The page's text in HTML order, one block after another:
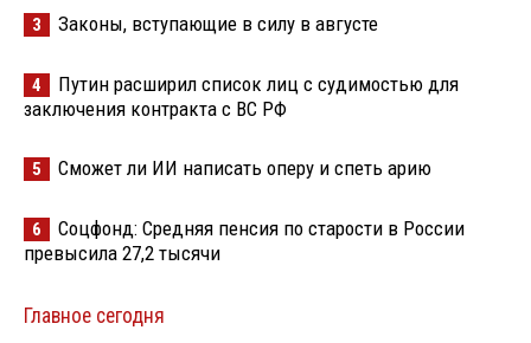
3 Законы, вступающие в силу в августе
4
Путин расширил список лиц с судимостью для
заключения контракта с ВС РФ
5 Сможет ли ИИ написать оперу и спеть арию
6
Соцфонд: Средняя пенсия по старости в России
превысила 27,2 тысячи
Главное сегодня